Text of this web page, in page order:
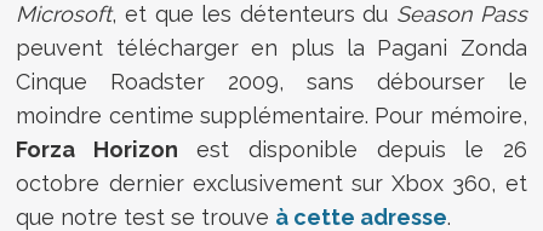
Microsoft, et que les détenteurs du Season Pass
peuvent télécharger en plus la Pagani Zonda
Cinque Roadster 2009, sans débourser le
moindre centime supplémentaire. Pour mémoire,
Forza Horizon est disponible depuis le 26
octobre dernier exclusivement sur Xbox 360, et
que notre test se trouve à cette adresse.